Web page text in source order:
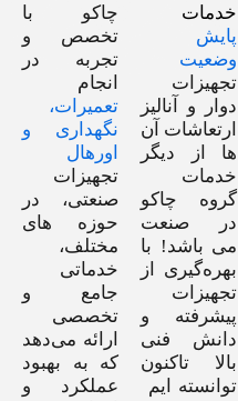
خدمات
پایش
وضعیت
تجهیزات
دوار و آنالیز
ارتعاشات آن
ها از دیگر
خدمات
گروه چاکو
در صنعت
می باشد! با
بهره‌گیری از
تجهیزات
پیشرفته و
دانش فنی
بالا تاکنون
توانسته ایم
چاکو با
تخصص و
تجربه در
انجام
تعمیرات،
نگهداری و
اورهال
تجهیزات
صنعتی، در
حوزه های
مختلف،
خدماتی
جامع و
تخصصی
ارائه می‌دهد
که به بهبود
عملکرد و